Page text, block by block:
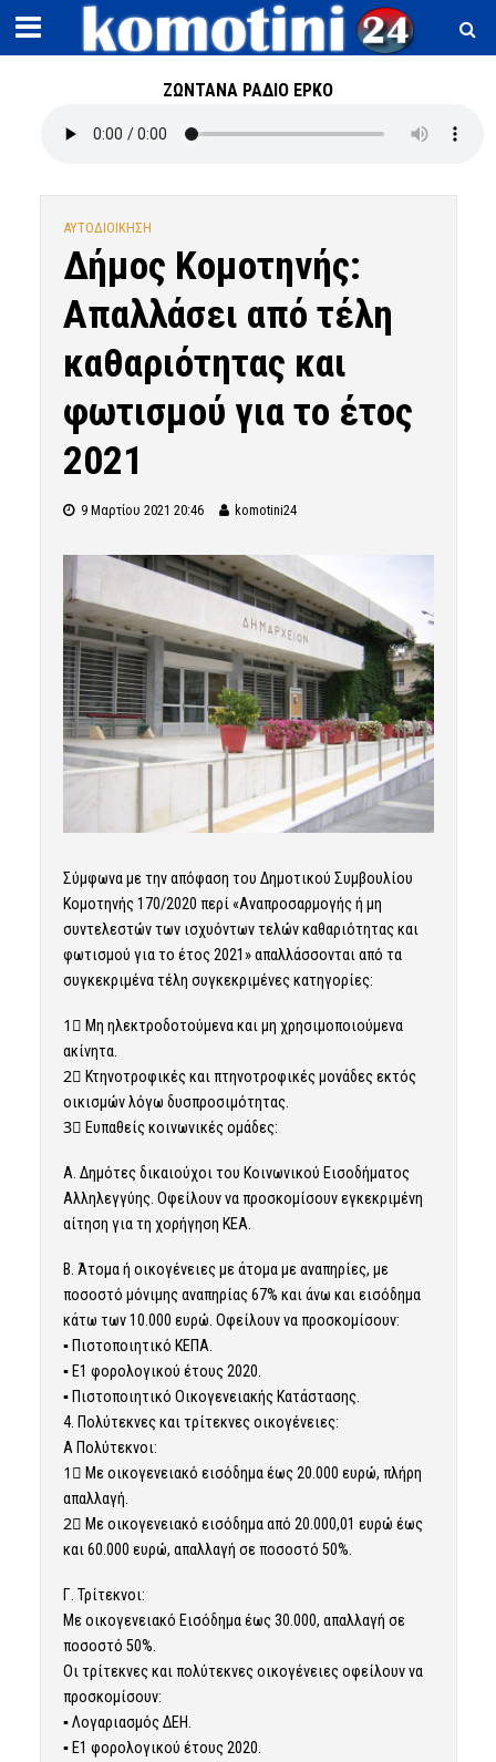
ΖΩΝΤΑΝΑ ΡΑΔΙΟ ΕΡΚΟ
ΑΥΤΟΔΙΟΙΚΗΣΗ
Δήμος Κομοτηνής:
Απαλλάσει από τέλη
καθαριότητας και
φωτισμού για το έτος
2021
9 Μαρτίου 2021 20:46 komotini24
Σύμφωνα με την απόφαση του Δημοτικού Συμβουλίου
Κομοτηνής 170/2020 περί «Αναπροσαρμογής ή µη
συντελεστών των ισχυόντων τελών καθαριότητας και
φωτισμού για το έτος 2021» απαλλάσσονται από τα
συγκεκριμένα τέλη συγκεκριμένες κατηγορίες:
1⃣ Μη ηλεκτροδοτούμενα και µη χρησιμοποιούμενα
ακίνητα.
2⃣ Κτηνοτροφικές και πτηνοτροφικές μονάδες εκτός
οικισμών λόγω δυσπροσιμότητας.
3⃣ Ευπαθείς κοινωνικές ομάδες:
Α. Δημότες δικαιούχοι του Κοινωνικού Εισοδήματος
Αλληλεγγύης. Οφείλουν να προσκομίσουν εγκεκριμένη
αίτηση για τη χορήγηση ΚΕΑ.
Β. Άτομα ή οικογένειες με άτομα με αναπηρίες, με
ποσοστό μόνιμης αναπηρίας 67% και άνω και εισόδημα
κάτω των 10.000 ευρώ. Οφείλουν να προσκομίσουν:
▪ Πιστοποιητικό ΚΕΠΑ.
▪ Ε1 φορολογικού έτους 2020.
▪ Πιστοποιητικό Οικογενειακής Κατάστασης.
4. Πολύτεκνες και τρίτεκνες οικογένειες:
Α Πολύτεκνοι:
1⃣ Με οικογενειακό εισόδημα έως 20.000 ευρώ, πλήρη
απαλλαγή.
2⃣ Με οικογενειακό εισόδημα από 20.000,01 ευρώ έως
και 60.000 ευρώ, απαλλαγή σε ποσοστό 50%.
Γ. Τρίτεκνοι:
Με οικογενειακό Εισόδημα έως 30.000, απαλλαγή σε
ποσοστό 50%.
Οι τρίτεκνες και πολύτεκνες οικογένειες οφείλουν να
προσκομίσουν:
▪ Λογαριασμός ΔΕΗ.
▪ Ε1 φορολογικού έτους 2020.